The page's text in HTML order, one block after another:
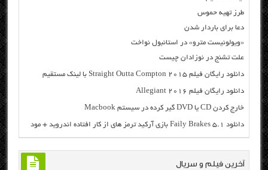
طرز تهیه حموس
دعا برای باردار شدن
«ویولونیست مترو» در استانبول نواخت
علت تشنج در نوزادان چیست
دانلود رایگان فیلم Straight Outta Compton 2015 با لینک مستقیم
دانلود رایگان فیلم Allegiant 2016
خارج کردن CD یا DVD گیر کرده در سیستم Macbook
دانلود Faily Brakes 5.1 بازی آرکید ترمز های از کار افتاده اندروید + مود
آخرین فیلم و سریال